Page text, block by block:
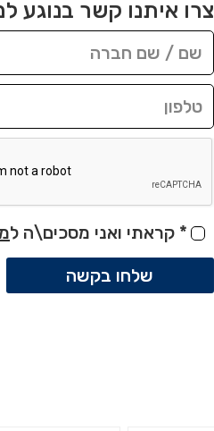
צרו איתנו קשר בנוגע
* קראתי ואני מסכים\ה ל
שלחו בקשה